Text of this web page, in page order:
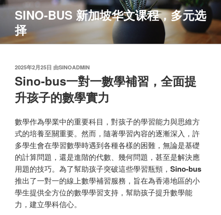
跳
容
SINO-BUS 新加坡华文课程，多元选
择
发
布
于
2025年2月25日 由SINOADMIN
Sino-bus一對一數學補習，全面提
升孩子的數學實力
數學作為學業中的重要科目，對孩子的學習能力與思維方
式的培養至關重要。然而，隨著學習內容的逐漸深入，許
多學生會在學習數學時遇到各種各樣的困難，無論是基礎
的計算問題，還是進階的代數、幾何問題，甚至是解決應
用題的技巧。為了幫助孩子突破這些學習瓶頸， Sino-bus
推出了一對一的線上數學補習服務，旨在為香港地區的小
學生提供全方位的數學學習支持，幫助孩子提升數學能
力，建立學科信心。